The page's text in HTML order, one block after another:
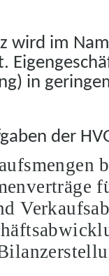
wird im
Eigenge
in
der